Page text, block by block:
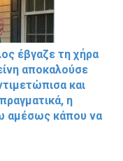
έβγαζε τη χήρα
αποκαλούσε
και
η
αμέσως κάπου να